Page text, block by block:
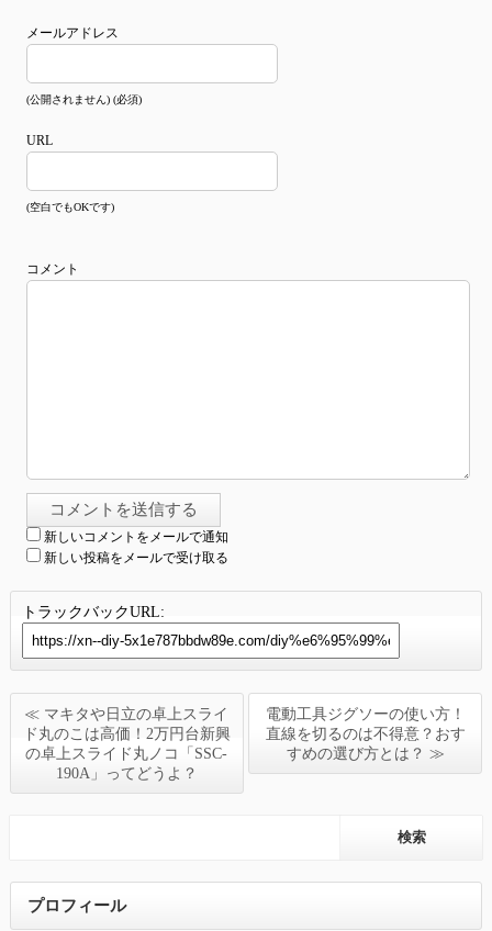
メールアドレス
(公開されません) (必須)
URL
(空白でもOKです)
コメント
新しいコメントをメールで通知
新しい投稿をメールで受け取る
トラックバックURL:
≪ マキタや日立の卓上スライ
ド丸のこは高価！2万円台新興
の卓上スライド丸ノコ「SSC-
190A」ってどうよ？
電動工具ジグソーの使い方！
直線を切るのは不得意？おす
すめの選び方とは？ ≫
プロフィール